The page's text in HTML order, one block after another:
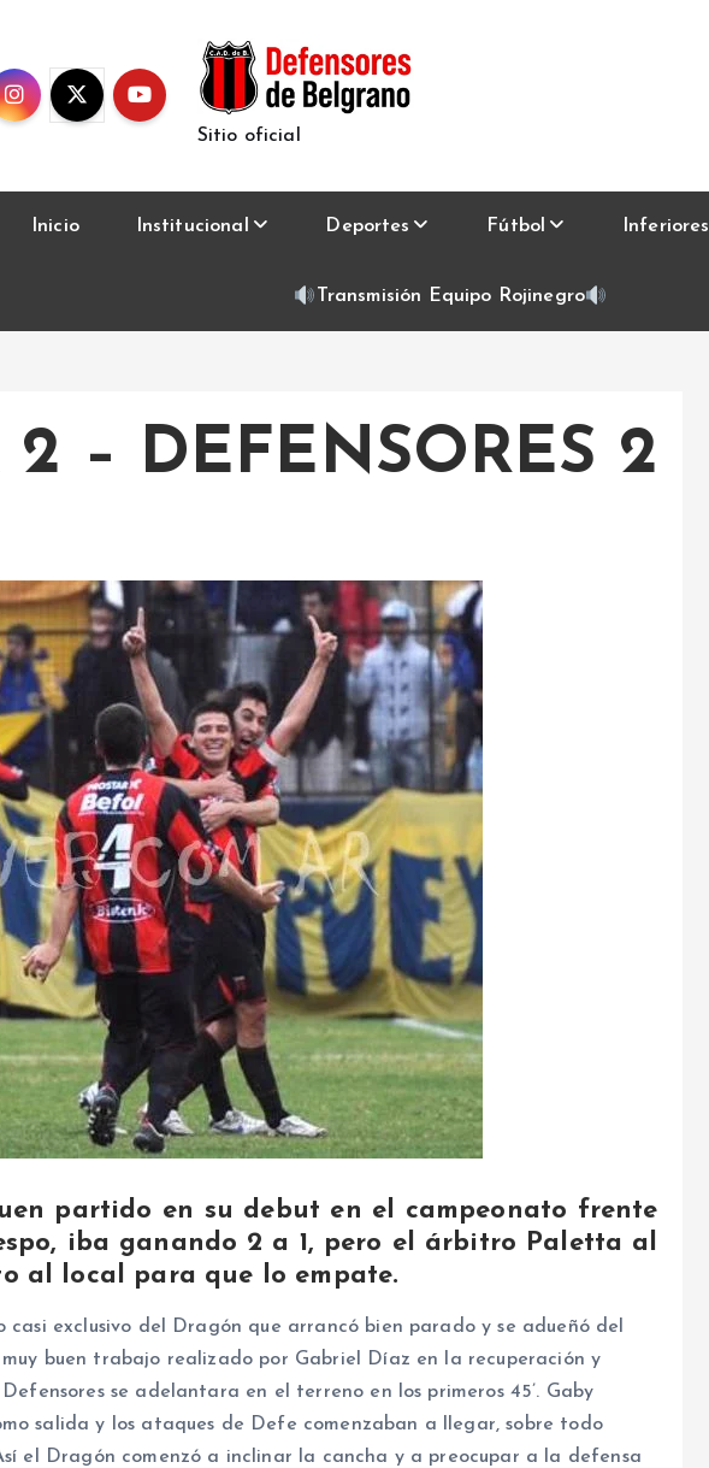
Sitio oficial
Inicio Institucional Deportes Fútbol Inferiores
Transmisión Equipo Rojinegro
2 – DEFENSORES 2
partido en su debut en el campeonato frente
iba ganando 2 a 1, pero el árbitro Paletta al
al local para que lo empate.
exclusivo del Dragón que arrancó bien parado y se adueñó del
buen trabajo realizado por Gabriel Díaz en la recuperación y
se adelantara en el terreno en los primeros 45’. Gaby
salida y los ataques de Defe comenzaban a llegar, sobre todo
el Dragón comenzó a inclinar la cancha y a preocupar a la defensa